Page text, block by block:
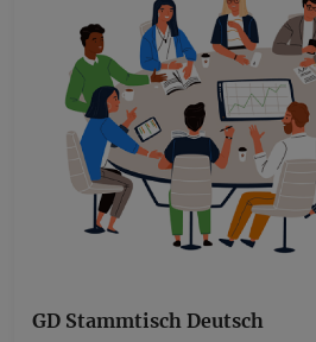
GD Stammtisch Deutsch